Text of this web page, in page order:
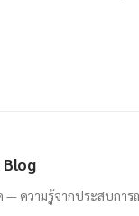
Blog
ด — ความรู้จากประสบก